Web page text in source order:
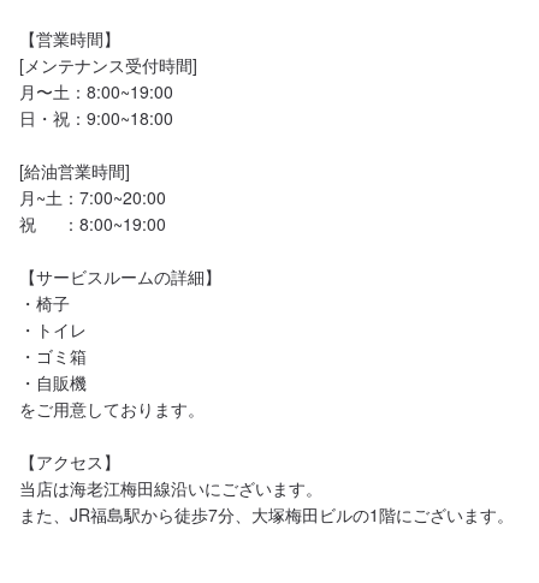
【営業時間】
[メンテナンス受付時間]
月〜土：8:00~19:00
日・祝：9:00~18:00
[給油営業時間]
月~土：7:00~20:00
祝　  ：8:00~19:00
【サービスルームの詳細】
・椅子
・トイレ
・ゴミ箱
・自販機
をご用意しております。
【アクセス】
当店は海老江梅田線沿いにございます。
また、JR福島駅から徒歩7分、大塚梅田ビルの1階にございます。